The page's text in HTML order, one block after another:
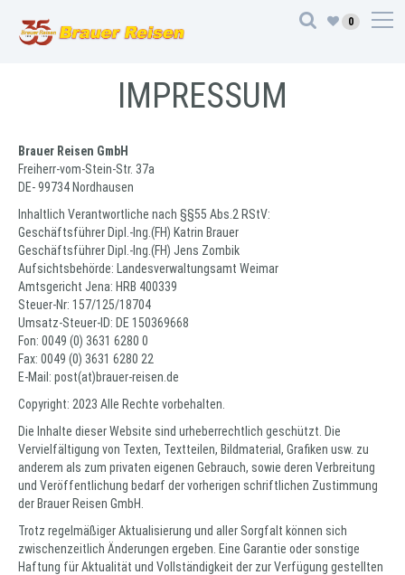
0
IMPRESSUM
Brauer Reisen GmbH
Freiherr-vom-Stein-Str. 37a
DE- 99734 Nordhausen
Inhaltlich Verantwortliche nach §§55 Abs.2 RStV:
Geschäftsführer Dipl.-Ing.(FH) Katrin Brauer
Geschäftsführer Dipl.-Ing.(FH) Jens Zombik
Aufsichtsbehörde: Landesverwaltungsamt Weimar
Amtsgericht Jena: HRB 400339
Steuer-Nr: 157/125/18704
Umsatz-Steuer-ID: DE 150369668
Fon: 0049 (0) 3631 6280 0
Fax: 0049 (0) 3631 6280 22
E-Mail: post(at)brauer-reisen.de
Copyright: 2023 Alle Rechte vorbehalten.
Die Inhalte dieser Website sind urheberrechtlich geschützt. Die
Vervielfältigung von Texten, Textteilen, Bildmaterial, Grafiken usw. zu
anderem als zum privaten eigenen Gebrauch, sowie deren Verbreitung
und Veröffentlichung bedarf der vorherigen schriftlichen Zustimmung
der Brauer Reisen GmbH.
Trotz regelmäßiger Aktualisierung und aller Sorgfalt können sich
zwischenzeitlich Änderungen ergeben. Eine Garantie oder sonstige
Haftung für Aktualität und Vollständigkeit der zur Verfügung gestellten